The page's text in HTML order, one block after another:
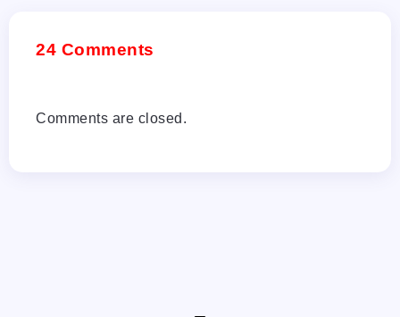
24 Comments
Comments are closed.